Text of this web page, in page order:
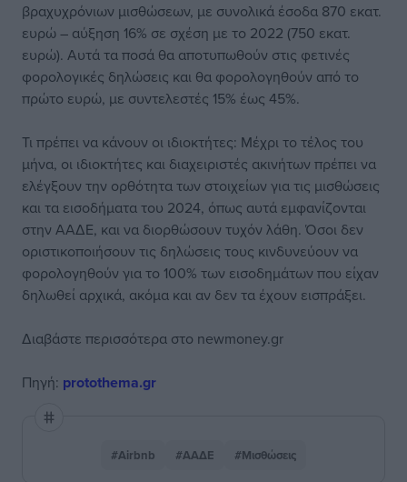
βραχυχρόνιων μισθώσεων, με συνολικά έσοδα 870 εκατ.
ευρώ – αύξηση 16% σε σχέση με το 2022 (750 εκατ.
ευρώ). Αυτά τα ποσά θα αποτυπωθούν στις φετινές
φορολογικές δηλώσεις και θα φορολογηθούν από το
πρώτο ευρώ, με συντελεστές 15% έως 45%.
Τι πρέπει να κάνουν οι ιδιοκτήτες: Μέχρι το τέλος του
μήνα, οι ιδιοκτήτες και διαχειριστές ακινήτων πρέπει να
ελέγξουν την ορθότητα των στοιχείων για τις μισθώσεις
και τα εισοδήματα του 2024, όπως αυτά εμφανίζονται
στην ΑΑΔΕ, και να διορθώσουν τυχόν λάθη. Όσοι δεν
οριστικοποιήσουν τις δηλώσεις τους κινδυνεύουν να
φορολογηθούν για το 100% των εισοδημάτων που είχαν
δηλωθεί αρχικά, ακόμα και αν δεν τα έχουν εισπράξει.
Διαβάστε περισσότερα στο newmoney.gr
Πηγή: protothema.gr
#Airbnb #ΑΑΔΕ #Μισθώσεις